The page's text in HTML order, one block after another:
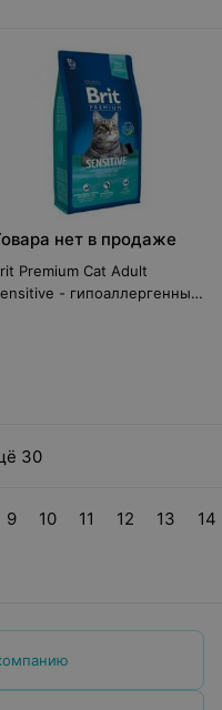
нет в продаже
Premium Cat Adult
- гипоаллергенный
30
9 10 11 12 13 14